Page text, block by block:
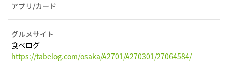
アプリ/カード
グルメサイト
食べログ
https://tabelog.com/osaka/A2701/A270301/27064584/